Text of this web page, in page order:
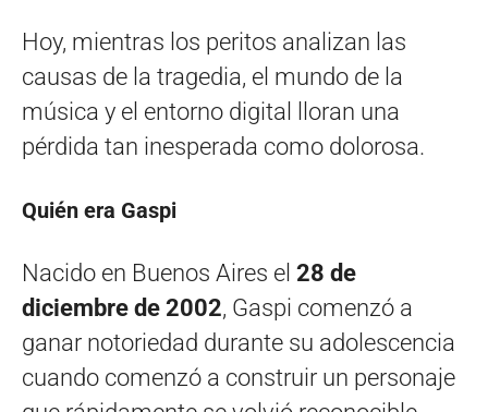
Hoy, mientras los peritos analizan las
causas de la tragedia, el mundo de la
música y el entorno digital lloran una
pérdida tan inesperada como dolorosa.
Quién era Gaspi
Nacido en Buenos Aires el 28 de
diciembre de 2002, Gaspi comenzó a
ganar notoriedad durante su adolescencia
cuando comenzó a construir un personaje